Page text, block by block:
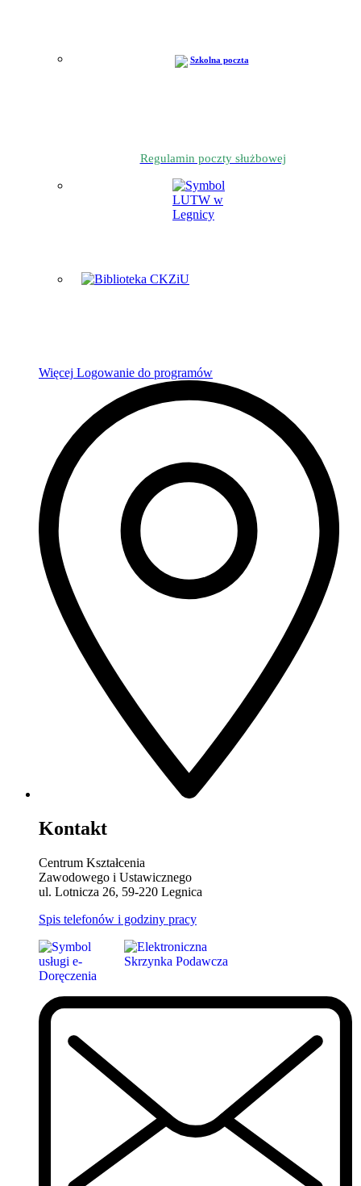
Regulamin poczty służbowej
Więcej Logowanie do programów
Kontakt
Centrum Kształcenia
Zawodowego i Ustawicznego
ul. Lotnicza 26, 59-220 Legnica
Spis telefonów i godziny pracy